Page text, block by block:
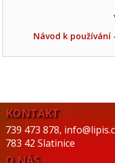
Návod k používání
KONTAKT
739 473 878,
783 42 Slatinice
O NÁS